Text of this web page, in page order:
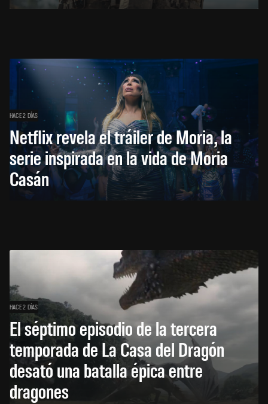
HACE 2 DÍAS
Netflix revela el tráiler de Moria, la
serie inspirada en la vida de Moria
Casán
HACE 2 DÍAS
El séptimo episodio de la tercera
temporada de La Casa del Dragón
desató una batalla épica entre
dragones